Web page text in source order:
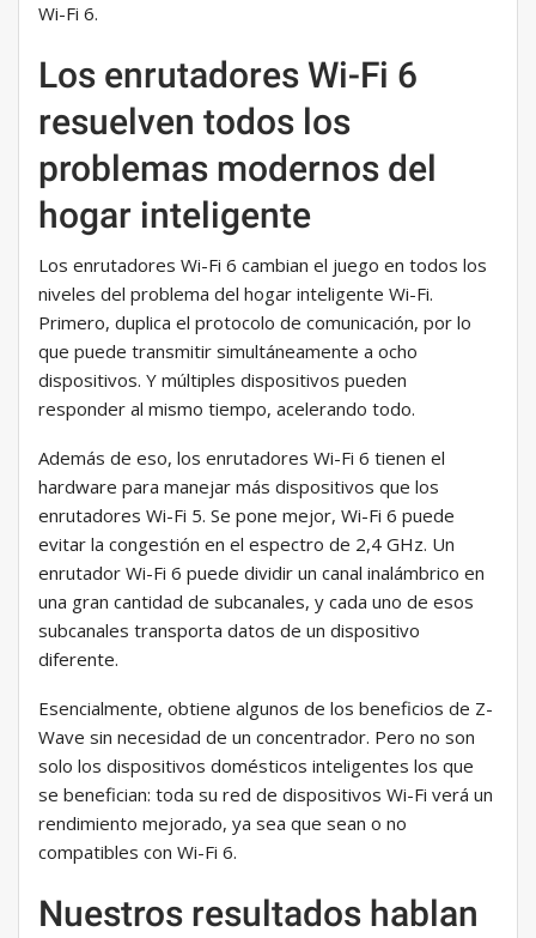
Wi-Fi 6.
Los enrutadores Wi-Fi 6
resuelven todos los
problemas modernos del
hogar inteligente
Los enrutadores Wi-Fi 6 cambian el juego en todos los
niveles del problema del hogar inteligente Wi-Fi.
Primero, duplica el protocolo de comunicación, por lo
que puede transmitir simultáneamente a ocho
dispositivos. Y múltiples dispositivos pueden
responder al mismo tiempo, acelerando todo.
Además de eso, los enrutadores Wi-Fi 6 tienen el
hardware para manejar más dispositivos que los
enrutadores Wi-Fi 5. Se pone mejor, Wi-Fi 6 puede
evitar la congestión en el espectro de 2,4 GHz. Un
enrutador Wi-Fi 6 puede dividir un canal inalámbrico en
una gran cantidad de subcanales, y cada uno de esos
subcanales transporta datos de un dispositivo
diferente.
Esencialmente, obtiene algunos de los beneficios de Z-
Wave sin necesidad de un concentrador. Pero no son
solo los dispositivos domésticos inteligentes los que
se benefician: toda su red de dispositivos Wi-Fi verá un
rendimiento mejorado, ya sea que sean o no
compatibles con Wi-Fi 6.
Nuestros resultados hablan